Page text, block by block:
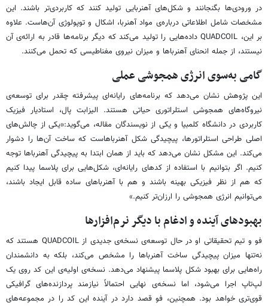
در ورودی‌ها بگنجانند و شکل‌های آهنربایی تولید کنند که کاربردی‌تر باشند. این
مشخصات شامل اطلاعاتی درباره‌ی مواد آهنربا، اشکال و توپولوژی آن‌هاست. علاوه
بر این، QUADCOIL داده‌هایی را تولید می‌کند که دیگر برنامه‌ها قادر به ارائه‌ی آن
نیستند، از جمله انحنای آهنرباها و میزان نیروی مغناطیسی که تحمل می‌کنند.
گامی به‌سوی انرژی همجوشی عملی
این پژوهش نشان می‌دهد که برنامه‌های رایانه‌ای پیشرفته چقدر برای توسعه‌ی
نیروگاه‌های همجوشی استلراتوری حیاتی هستند. الیزابت پال، استادیار فیزیک
کاربردی در دانشگاه کلمبیا و یکی از نویسندگان مقاله، می‌گوید:«یکی از چالش‌های
اصلی طراحی استلراتورها، پیچیدگی شکل آهنرباهاست که ساخت آن‌ها را دشوار
می‌کند. این مشکل نشان می‌دهد که باید از همان ابتدا به پیچیدگی آهنرباها توجه
کنیم. اگر بتوانیم با استفاده از کدهای رایانه‌ای، شکل‌هایی برای پلاسما پیدا کنیم
که هم از نظر فیزیکی بهینه باشند و هم با آهنرباهای ساده قابل ایجاد باشند،
می‌توانیم انرژی همجوشی را ارزان‌تر کنیم.»
بهبودهای آینده و ادغام با دیگر نرم‌افزارها
فو و تیم تحقیقاتی او در حال توسعه‌ی نسخه‌ی جدیدی از QUADCOIL هستند که
نه‌تنها میزان پیچیدگی ساخت آهنرباها را مشخص می‌کند، بلکه به دانشمندان
راه‌هایی برای بهبود شکل پلاسما پیشنهاد می‌دهد. نسخه‌ی اولیه‌ی این کد روی یک
لپ‌تاپ اجرا می‌شود، اما نسخه‌ی نهایی احتمالاً نیازمند پردازنده‌های گرافیکی
قوی‌تری خواهد بود. همچنین، فو قصد دارد در آینده این کد را در مجموعه‌های